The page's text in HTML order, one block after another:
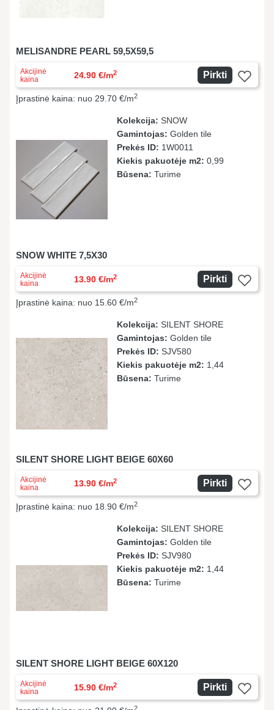
MELISANDRE PEARL 59,5X59,5
Akcijinė
kaina
24.90 €/m2 Pirkti
Įprastinė kaina: nuo 29.70 €/m2
Kolekcija: SNOW
Gamintojas: Golden tile
Prekės ID: 1W0011
Kiekis pakuotėje m2: 0,99
Būsena: Turime
SNOW WHITE 7,5X30
Akcijinė
kaina
13.90 €/m2 Pirkti
Įprastinė kaina: nuo 15.60 €/m2
Kolekcija: SILENT SHORE
Gamintojas: Golden tile
Prekės ID: SJV580
Kiekis pakuotėje m2: 1,44
Būsena: Turime
SILENT SHORE LIGHT BEIGE 60X60
Akcijinė
kaina
13.90 €/m2 Pirkti
Įprastinė kaina: nuo 18.90 €/m2
Kolekcija: SILENT SHORE
Gamintojas: Golden tile
Prekės ID: SJV980
Kiekis pakuotėje m2: 1,44
Būsena: Turime
SILENT SHORE LIGHT BEIGE 60X120
Akcijinė
kaina
15.90 €/m2 Pirkti
2